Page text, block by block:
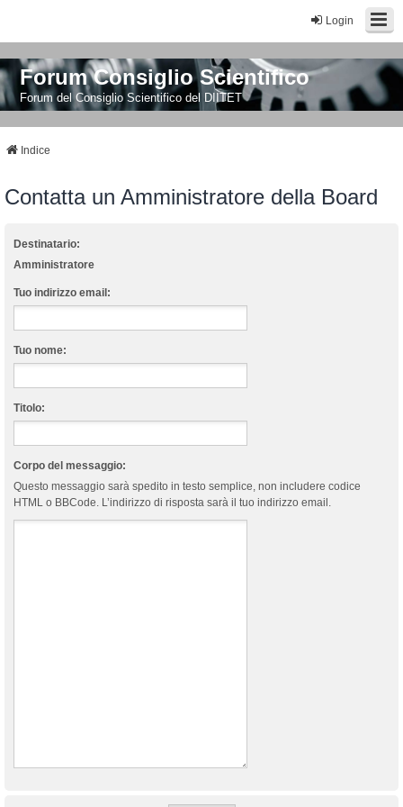
Login
Forum Consiglio Scientifico
Forum del Consiglio Scientifico del DIITET
Indice
Contatta un Amministratore della Board
Destinatario:
Amministratore
Tuo indirizzo email:
Tuo nome:
Titolo:
Corpo del messaggio:
Questo messaggio sarà spedito in testo semplice, non includere codice
HTML o BBCode. L’indirizzo di risposta sarà il tuo indirizzo email.